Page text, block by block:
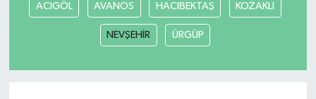
ACIGÖL AVANOS HACIBEKTAŞ KOZAKLI
NEVŞEHİR ÜRGÜP